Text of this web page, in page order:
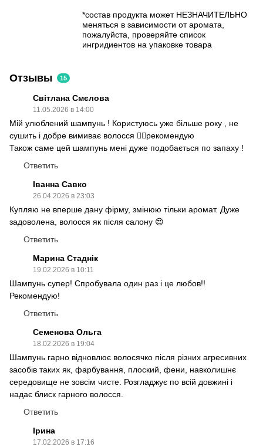
*состав продукта может НЕЗНАЧИТЕЛЬНО
меняться в зависимости от аромата,
пожалуйста, проверяйте список
ингридиентов на упаковке товара
Отзывы 15
Світлана Смєлова
11.05.2026 в 14:00
Мій улюблений шампунь ! Користуюсь уже більше року , не
сушить і добре вимиває волосся 👍🏻рекомендую
Також саме цей шампунь мені дуже подобається по запаху !
Ответить
Іванна Савко
26.04.2026 в 23:03
Купляю не вперше дану фірму, змінюю тільки аромат. Дуже
задоволена, волосся як після салону 😍
Ответить
Марина Стаднік
19.02.2026 в 10:11
Шампунь супер! Спробувала один раз і це любов!!
Рекомендую!
Ответить
Семенова Ольга
18.02.2026 в 19:04
Шампунь гарно відновлює волосячко після різних агресивних
засобів таких як, фарбування, плоский, фени, навколишнє
середовище не зовсім чисте. Розгладжує по всій довжині і
надає блиск гарного волосся.
Ответить
Ірина
17.02.2026 в 17:16